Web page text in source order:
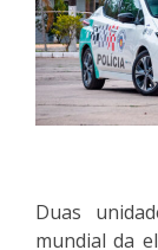
Duas
mundial da